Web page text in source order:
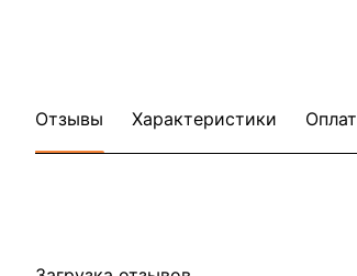
Отзывы Характеристики